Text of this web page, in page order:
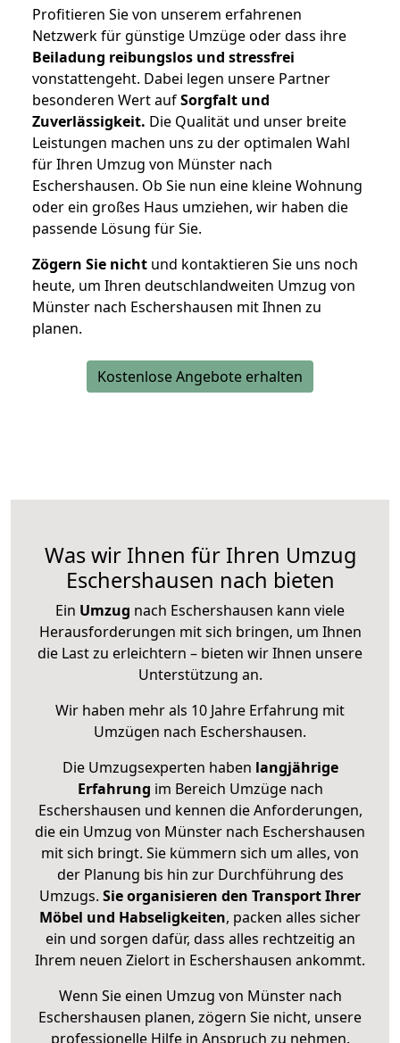
Profitieren Sie von unserem erfahrenen
Netzwerk für günstige Umzüge oder dass ihre
Beiladung reibungslos und stressfrei
vonstattengeht. Dabei legen unsere Partner
besonderen Wert aufSorgfalt und
Zuverlässigkeit. Die Qualität und unser breite
Leistungen machen uns zu der optimalen Wahl
für Ihren Umzug von Münster nach
Eschershausen. Ob Sie nun eine kleine Wohnung
oder ein großes Haus umziehen, wir haben die
passende Lösung für Sie.
Zögern Sie nicht und kontaktieren Sie uns noch
heute, um Ihren deutschlandweiten Umzug von
Münster nach Eschershausen mit Ihnen zu
planen.
Kostenlose Angebote erhalten
Was wir Ihnen für Ihren Umzug
Eschershausen nach bieten
Ein Umzug nach Eschershausen kann viele
Herausforderungen mit sich bringen, um Ihnen
die Last zu erleichtern – bieten wir Ihnen unsere
Unterstützung an.
Wir haben mehr als 10 Jahre Erfahrung mit
Umzügen nach Eschershausen.
Die Umzugsexperten haben langjährige
Erfahrung im Bereich Umzüge nach
Eschershausen und kennen die Anforderungen,
die ein Umzug von Münster nach Eschershausen
mit sich bringt. Sie kümmern sich um alles, von
der Planung bis hin zur Durchführung des
Umzugs. Sie organisieren den Transport Ihrer
Möbel und Habseligkeiten, packen alles sicher
ein und sorgen dafür, dass alles rechtzeitig an
Ihrem neuen Zielort in Eschershausen ankommt.
Wenn Sie einen Umzug von Münster nach
Eschershausen planen, zögern Sie nicht, unsere
professionelle Hilfe in Anspruch zu nehmen.